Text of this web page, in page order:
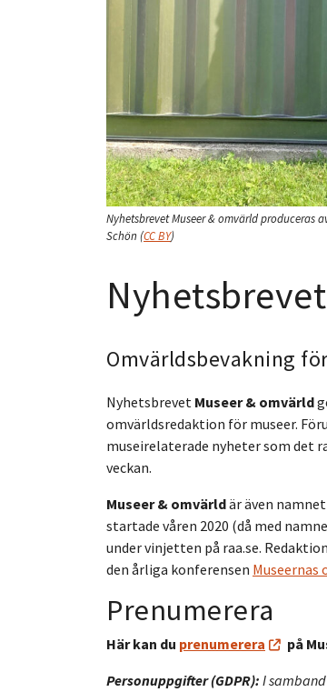
Nyhetsbrevet Museer & omvärld produceras
Schön (CC BY)
Omvärldsbevakning
Nyhetsbrevet Museer & omvärld
omvärldsredaktion för museer.
museirelaterade nyheter som det
veckan.
Museer & omvärldär även
startade våren 2020 (då med
under vinjetten på raa.se.
den årliga konferensen Museernas
Prenumerera
Här kan du prenumerera på
Personuppgifter (GDPR): I